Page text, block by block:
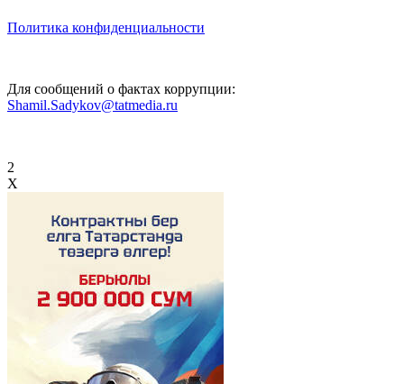
Политика конфиденциальности
Для сообщений о фактах коррупции:
Shamil.Sadykov@tatmedia.ru
2
X